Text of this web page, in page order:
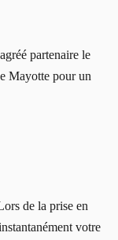
partenaire le
Mayotte pour un
de la prise en
votre